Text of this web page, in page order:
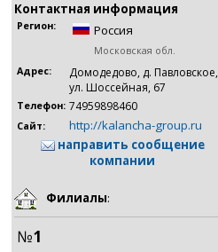
Контактная информация
Регион: Россия
Московская обл.
Адрес:
Домодедово, д. Павловское,
ул. Шоссейная, 67
Телефон: 74959898460
Сайт:
http://kalancha-group.ru
направить сообщение
компании
Филиалы:
№1